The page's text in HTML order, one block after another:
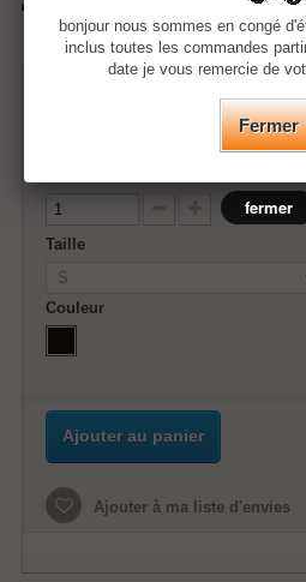
Taille
Couleur
Ajouter au panier
Ajouter à ma liste d'envies
bonjour nous sommes en congé
inclus toutes les commandes
date je vous remercie de
Fermer
fermer